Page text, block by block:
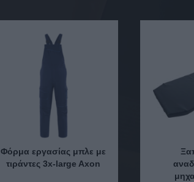
Φόρμα εργασίας μπλε με
τιράντες 3x-large Axon